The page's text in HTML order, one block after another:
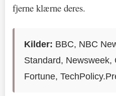
fjerne klærne deres.
Kilder: BBC, NBC
Standard, Newsweek,
Fortune,